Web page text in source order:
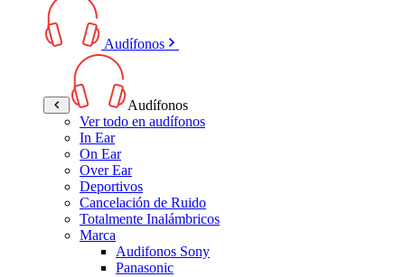
Audífonos
Audífonos
Ver todo en audífonos
In Ear
On Ear
Over Ear
Deportivos
Cancelación de Ruido
Totalmente Inalámbricos
Marca
Audifonos Sony
Panasonic